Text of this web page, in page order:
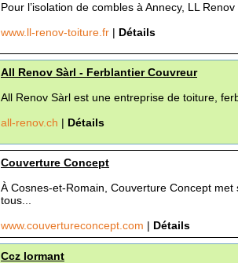
Pour l’isolation de combles à Annecy, LL
www.ll-renov-toiture.fr | Détails
All Renov Sàrl - Ferblantier Couvreur
All Renov Sàrl est une entreprise de toiture,
all-renov.ch | Détails
Couverture Concept
À Cosnes-et-Romain, Couverture Concept
tous...
www.couvertureconcept.com | Détails
Ccz lormant